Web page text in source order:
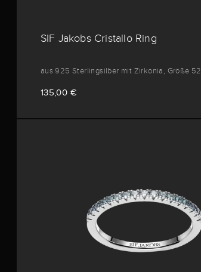
SIF Jakobs Cristallo Ring
aus 925 Sterlingsilber mit Zirkonia, Größe 52
135,00 €